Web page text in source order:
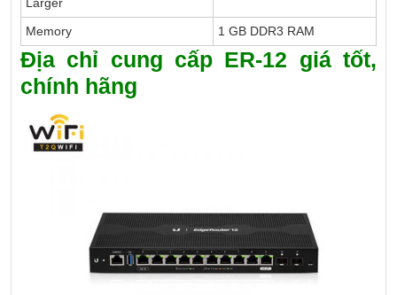
Memory 1 GB DDR3 RAM
Địa chỉ cung cấp ER-12 giá tốt,
chính hãng